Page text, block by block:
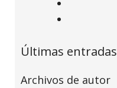
Últimas entradas
Archivos de autor